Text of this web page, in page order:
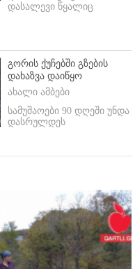
დასალევი წყალიც
გორის ქუჩებში გზების
დახაზვა დაიწყო
ახალი ამბები
სამუშაოები 90 დღეში უნდა
დასრულდეს